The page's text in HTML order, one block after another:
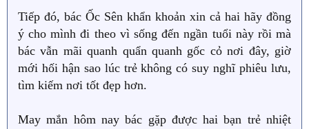
Tiếp đó, bác Ốc Sên khẩn khoản xin cả hai hãy đồng
ý cho mình đi theo vì sống đến ngần tuổi này rồi mà
bác vẫn mãi quanh quẩn quanh gốc cỏ nơi đây, giờ
mới hối hận sao lúc trẻ không có suy nghĩ phiêu lưu,
tìm kiếm nơi tốt đẹp hơn.
May mắn hôm nay bác gặp được hai bạn trẻ nhiệt